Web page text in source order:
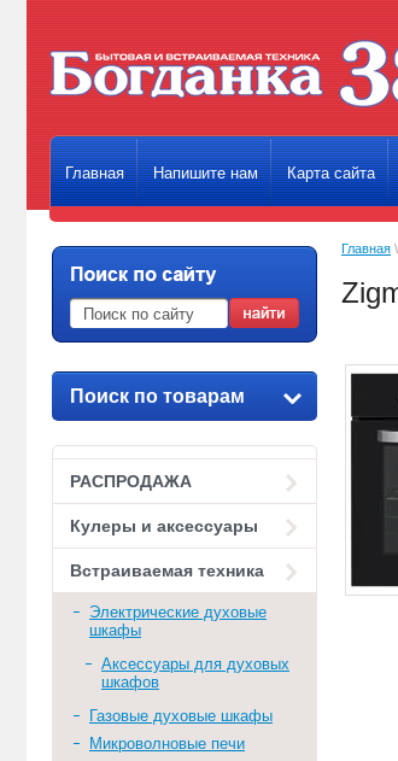
Главная Напишите нам Карта сайта
Поиск по товарам
РАСПРОДАЖА
Кулеры и аксессуары
Встраиваемая техника
Электрические духовые
шкафы
Аксессуары для духовых
шкафов
Газовые духовые шкафы
Микроволновые печи
Главная \